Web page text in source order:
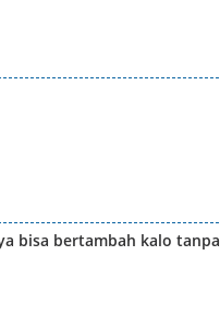
bisa bertambah kalo tanpa